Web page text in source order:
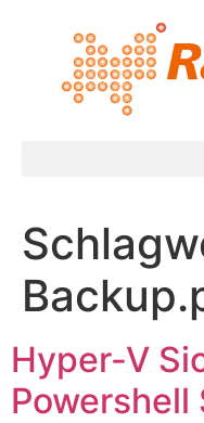
Hyper-V
Powershell